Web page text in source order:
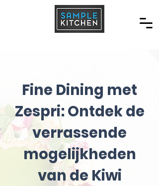
Fine Dining met
Zespri: Ontdek de
verrassende
mogelijkheden
van de Kiwi